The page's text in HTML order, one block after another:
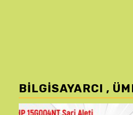
BILGISAYARCI ,